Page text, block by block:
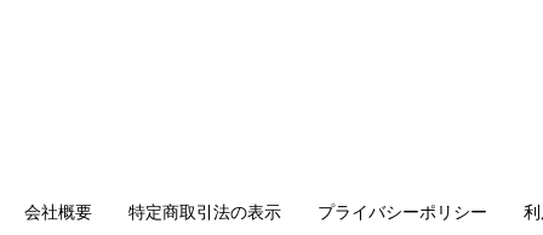
会社概要 特定商取引法の表示 プライバシーポリシー